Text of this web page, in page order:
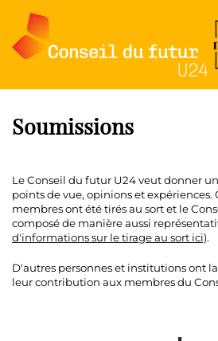
Soumissions
Le Conseil du futur U24 veut donner
points de vue, opinions et expériences.
membres ont été tirés au sort et le
composé de manière aussi
d'informations sur le tirage au sort ici).
D'autres personnes et institutions ont
leur contribution aux membres du